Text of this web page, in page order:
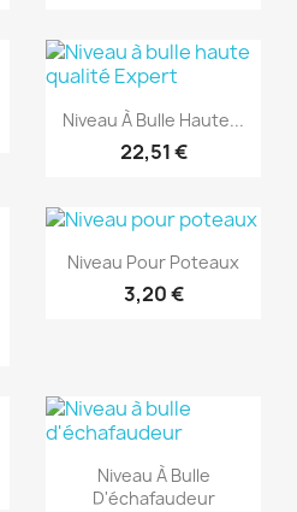
Aperçu rapide
Niveau À Bulle Haute...
22,51 €
Aperçu rapide
Niveau Pour Poteaux
3,20 €
(1)
Aperçu rapide
Niveau À Bulle
D'échafaudeur